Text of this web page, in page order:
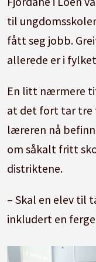
til
fått seg jobb.
allerede er i
En litt nærmere
at det fort tar tre
læreren nå
om såkalt fritt
distriktene.
– Skal en elev til
inkludert en